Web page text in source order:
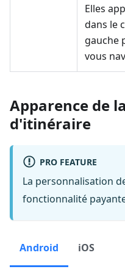
Elles
dans le
gauche
vous
Apparence de
d'itinéraire
PRO FEATURE
La personnalisation
fonctionnalité
Android iOS